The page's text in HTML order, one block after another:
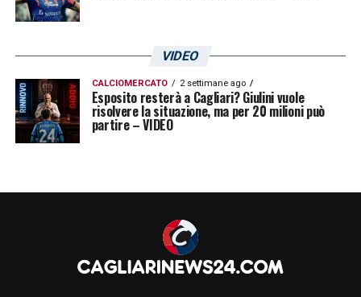
VIDEO
CALCIOMERCATO 2 settimane ago
Esposito resterà a Cagliari? Giulini vuole
risolvere la situazione, ma per 20 milioni può
partire – VIDEO